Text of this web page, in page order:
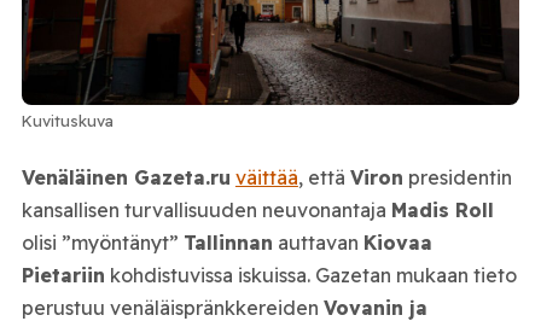
Kuvituskuva
Venäläinen Gazeta.ru väittää, että Viron presidentin
kansallisen turvallisuuden neuvonantaja Madis Roll
olisi ”myöntänyt” Tallinnan auttavan Kiovaa
Pietariin kohdistuvissa iskuissa. Gazetan mukaan tieto
perustuu venäläispränkkereiden Vovanin ja